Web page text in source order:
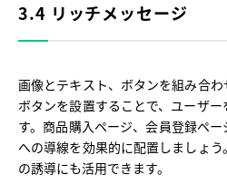
3.4 リッチメッセージ
画像とテキスト、ボタンを組み合
ボタンを設置することで、ユーザ
す。商品購入ページ、会員登録ペ
への導線を効果的に配置しましょ
の誘導にも活用できます。